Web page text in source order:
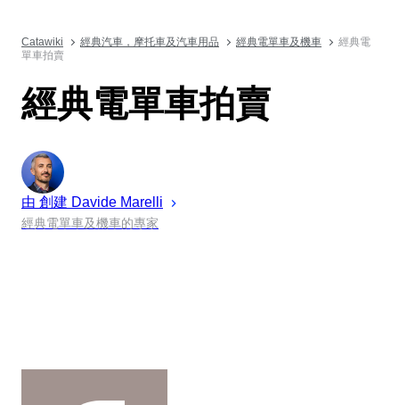
Catawiki 經典汽車，摩托車及汽車用品 經典電單車及機車
經典電
單車拍賣
經典電單車拍賣
由 創建 Davide Marelli
經典電單車及機車的專家